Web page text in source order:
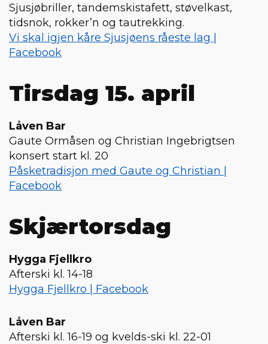
Sjusjøbriller, tandemskistafett, støvelkast,
tidsnok, rokker’n og tautrekking.
Vi skal igjen kåre Sjusjøens råeste lag |
Facebook
Tirsdag 15. april
Låven Bar
Gaute Ormåsen og Christian Ingebrigtsen
konsert start kl. 20
Påsketradisjon med Gaute og Christian |
Facebook
Skjærtorsdag
Hygga Fjellkro
Afterski kl. 14-18
Hygga Fjellkro | Facebook
Låven Bar
Afterski kl. 16-19 og kvelds-ski kl. 22-01